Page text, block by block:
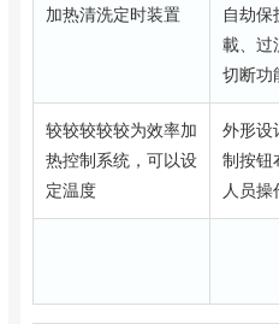
加热清洗定时装置
自劫保
載、过
切断功
较较较较较为效率加
热控制系统，可以设
定温度
外形设
制按钮
人员操